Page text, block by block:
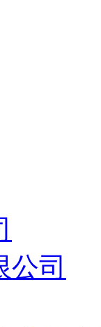
公司